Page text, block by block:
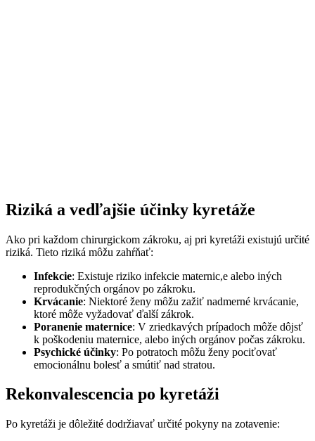
Riziká a vedľajšie účinky kyretáže
Ako pri každom chirurgickom zákroku, aj pri kyretáži existujú určité
riziká. Tieto riziká môžu zahŕňať:
Infekcie: Existuje riziko infekcie maternic,e alebo iných
reprodukčných orgánov po zákroku.
Krvácanie: Niektoré ženy môžu zažiť nadmerné krvácanie,
ktoré môže vyžadovať ďalší zákrok.
Poranenie maternice: V zriedkavých prípadoch môže dôjsť
k poškodeniu maternice, alebo iných orgánov počas zákroku.
Psychické účinky: Po potratoch môžu ženy pociťovať
emocionálnu bolesť a smútiť nad stratou.
Rekonvalescencia po kyretáži
Po kyretáži je dôležité dodržiavať určité pokyny na zotavenie: